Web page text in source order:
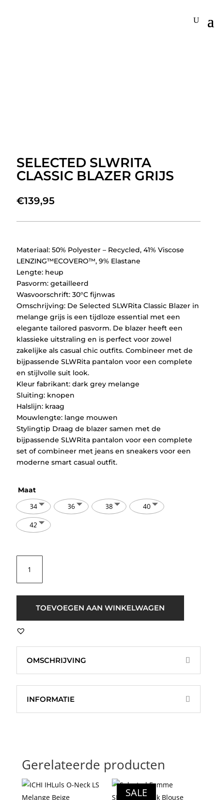
SELECTED SLWRITA
CLASSIC BLAZER GRIJS
€139,95
Materiaal: 50% Polyester – Recycled, 41% Viscose
LENZING™ECOVERO™, 9% Elastane
Lengte: heup
Pasvorm: getailleerd
Wasvoorschrift: 30°C fijnwas
Omschrijving: De Selected SLWRita Classic Blazer in
melange grijs is een tijdloze essential met een
elegante tailored pasvorm. De blazer heeft een
klassieke uitstraling en is perfect voor zowel
zakelijke als casual chic outfits. Combineer met de
bijpassende SLWRita pantalon voor een complete
en stijlvolle suit look.
Kleur fabrikant: dark grey melange
Sluiting: knopen
Halslijn: kraag
Mouwlengte: lange mouwen
Stylingtip Draag de blazer samen met de
bijpassende SLWRita pantalon voor een complete
set of combineer met jeans en sneakers voor een
moderne smart casual outfit.
Maat
34 36 38
40
42
SLWRita
Classic
Blazer
TOEVOEGEN AAN WINKELWAGEN
OMSCHRIJVING
INFORMATIE
Gerelateerde producten
SALE